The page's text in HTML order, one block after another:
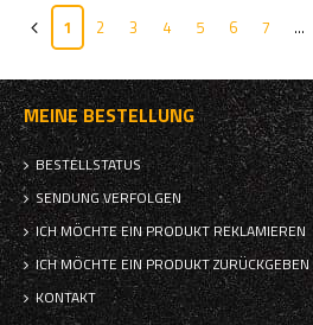
1 2 3 4 5 6 7 ...
MEINE BESTELLUNG
BESTELLSTATUS
SENDUNG VERFOLGEN
ICH MÖCHTE EIN PRODUKT REKLAMIEREN
ICH MÖCHTE EIN PRODUKT ZURÜCKGEBEN
KONTAKT